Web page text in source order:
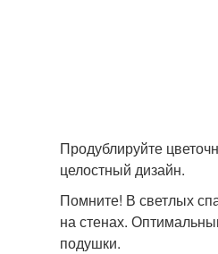
Продублируйте
целостный дизайн.
Помните! В светлых
на стенах.
подушки.